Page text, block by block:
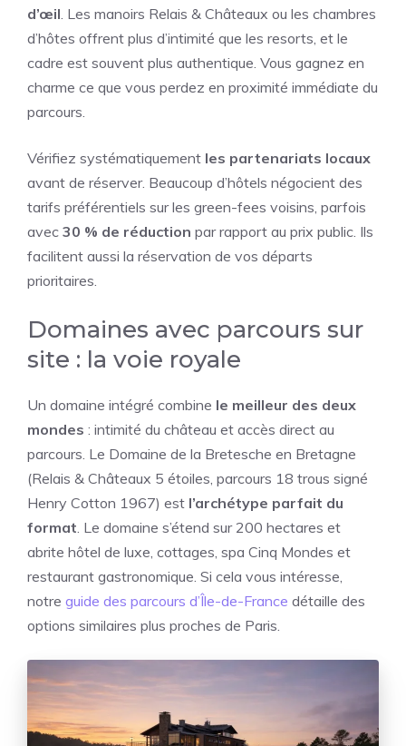
d’œil . Les manoirs Relais & Châteaux ou les chambres
d’hôtes offrent plus d’intimité que les resorts, et le
cadre est souvent plus authentique. Vous gagnez en
charme ce que vous perdez en proximité immédiate du
parcours.
Vérifiez systématiquement les partenariats locaux
avant de réserver. Beaucoup d’hôtels négocient des
tarifs préférentiels sur les green-fees voisins, parfois
avec 30 % de réduction par rapport au prix public. Ils
facilitent aussi la réservation de vos départs
prioritaires.
Domaines avec parcours sur
site : la voie royale
Un domaine intégré combine le meilleur des deux
mondes : intimité du château et accès direct au
parcours. Le Domaine de la Bretesche en Bretagne
(Relais & Châteaux 5 étoiles, parcours 18 trous signé
Henry Cotton 1967) est l’archétype parfait du
format . Le domaine s’étend sur 200 hectares et
abrite hôtel de luxe, cottages, spa Cinq Mondes et
restaurant gastronomique. Si cela vous intéresse,
notre guide des parcours d’Île-de-France détaille des
options similaires plus proches de Paris.